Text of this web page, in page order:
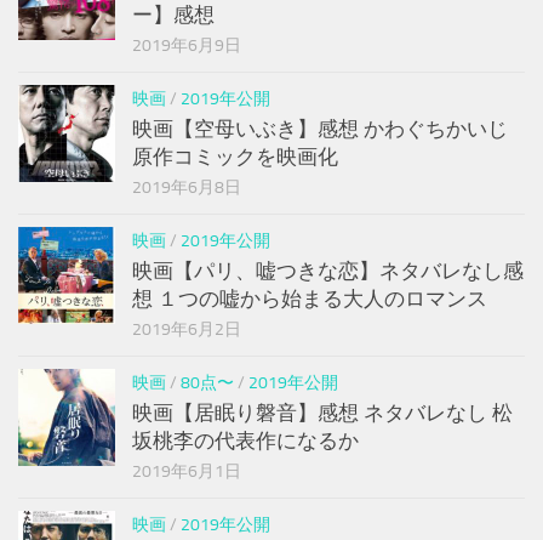
ー】感想
2019年6月9日
映画/ 2019年公開
映画【空母いぶき】感想 かわぐちかいじ
原作コミックを映画化
2019年6月8日
映画/ 2019年公開
映画【パリ、嘘つきな恋】ネタバレなし感
想 １つの嘘から始まる大人のロマンス
2019年6月2日
映画/ 80点〜 / 2019年公開
映画【居眠り磐音】感想 ネタバレなし 松
坂桃李の代表作になるか
2019年6月1日
映画/ 2019年公開